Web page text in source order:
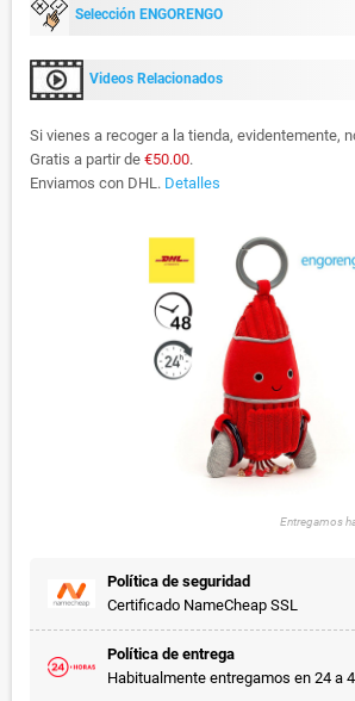
Selección ENGORENGO
Videos Relacionados
Si vienes a recoger a la tienda, evidentemente,
Gratis a partir de €50.00.
Enviamos con DHL. Detalles
Entregamos
Política de seguridad
Certificado NameCheap SSL
Política de entrega
Habitualmente entregamos en 24 a